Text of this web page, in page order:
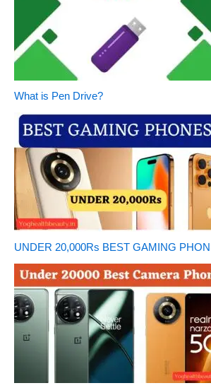
What is Pen Drive?
UNDER 20,000Rs BEST GAMING